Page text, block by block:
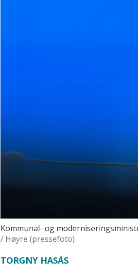
Kommunal- og
/ Høyre (pressefoto)
TORGNY HASÅS